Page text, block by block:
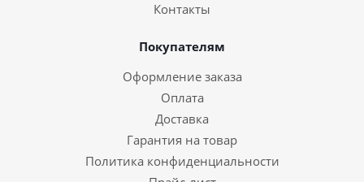
Контакты
Покупателям
Оформление заказа
Оплата
Доставка
Гарантия на товар
Политика конфиденциальности